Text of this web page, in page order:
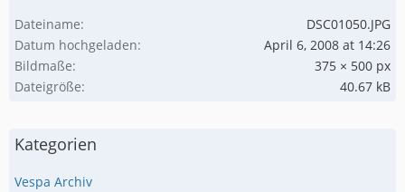
Dateiname
DSC01050.JPG
Datum hochgeladen
April 6, 2008 at 14:26
Bildmaße
375 × 500 px
Dateigröße
40.67 kB
Kategorien
Vespa Archiv